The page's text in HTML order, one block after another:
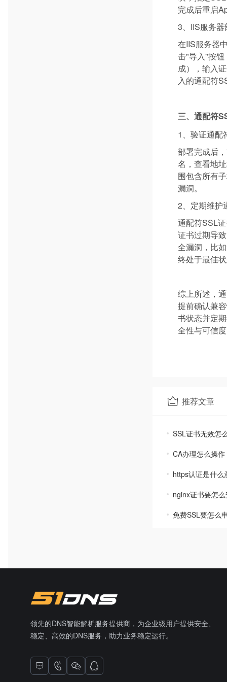
完成后重启
3、IIS服务
在IIS服务器
击"导入"按
成），输入
入的通配符
三、通配符
1、验证通配
部署完成后
名，查看地
围包含所有
漏洞。
2、定期维护
通配符SSL
证书过期导
全漏洞，比
终处于最佳
综上所述，
提前确认兼
书状态并定
全性与可信
推荐文章
SSL证书无效怎
CA办理怎么操
https认证是什么
nginx证书要怎
免费SSL要怎么
领先的DNS智能解析服务提供商，为企业级用户提供安全、
稳定、高效的DNS服务，助力业务稳定运行。